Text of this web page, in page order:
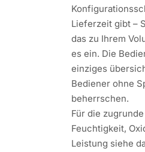
Lieferzeit gibt –
das zu Ihrem
es ein. Die
einziges
Bediener ohne
beherrschen.
Für die
Feuchtigkeit,
Leistung siehe